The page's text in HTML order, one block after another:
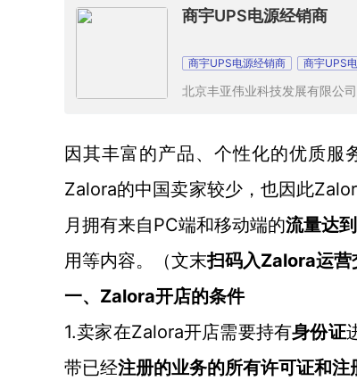
商宇UPS电源经销商
商宇UPS电源经销商 商宇UPS
北京丰亚伟业科技发展有限公司
因其丰富的产品、个性化的优质
Zalora的中国卖家较少，也因此
月拥有来自PC端和移动端的流量达到
用等内容。（文末扫码入Zalora运营
一、 Zalora开店的条件
1.卖家在Zalora开店需要持有身份证
带已经注册的业务的所有许可证和注